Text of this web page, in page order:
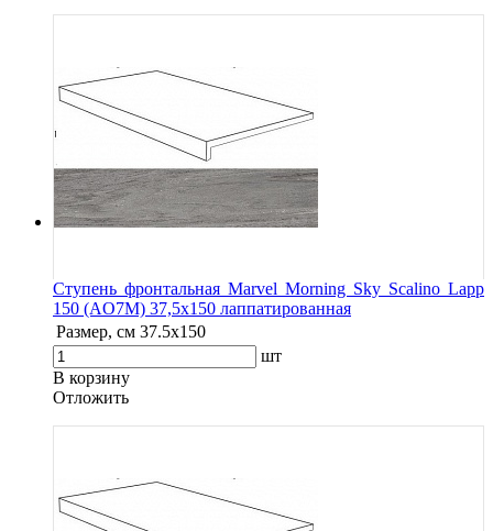
Ступень фронтальная Marvel Morning Sky Scalino Lapp
150 (AO7M) 37,5x150 лаппатированная
Размер, см 37.5x150
шт
В корзину
Oтложить